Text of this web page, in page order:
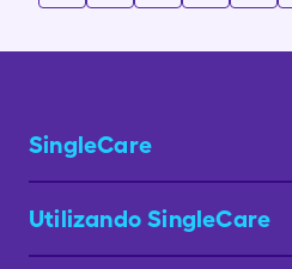
SingleCare
Utilizando SingleCare